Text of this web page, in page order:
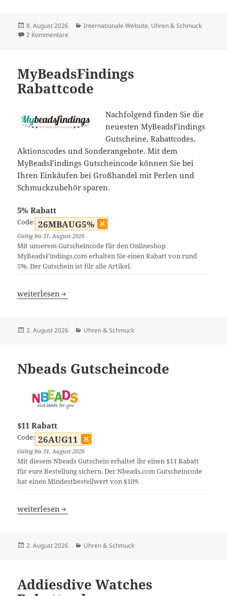
Veröffentlicht
am
8. August 2026 Kategorien
Internationale Website, Uhren & Schmuck
2 Kommentare
MyBeadsFindings
Rabattcode
Nachfolgend finden Sie die
neuesten MyBeadsFindings
Gutscheine, Rabattcodes,
Aktionscodes und Sonderangebote. Mit dem
MyBeadsFindings Gutscheincode können Sie bei
Ihren Einkäufen bei Großhandel mit Perlen und
Schmuckzubehör sparen.
5% Rabatt
Code: 26MBAUG5%
Gültig bis 31. August 2026
Mit unserem Gutscheincode für den Onlineshop
MyBeadsFindings.com erhalten Sie einen Rabatt von rund
5%. Der Gutschein ist für alle Artikel.
MyBeadsFindings Rabattcode
weiterlesen
Veröffentlicht
2. August 2026 Kategorien
Uhren & Schmuck
Nbeads Gutscheincode
$11 Rabatt
Code: 26AUG11
Gültig bis 31. August 2026
Mit diesem Nbeads Gutschein erhaltet ihr einen $11 Rabatt
für eure Bestellung sichern. Der Nbeads.com Gutscheincode
hat einen Mindestbestellwert von $109.
Nbeads Gutscheincode
weiterlesen
Veröffentlicht
2. August 2026 Kategorien
Uhren & Schmuck
Addiesdive Watches